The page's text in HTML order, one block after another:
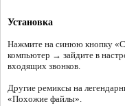
Установка
Нажмите на синюю кнопку
компьютер → зайдите в
входящих звонков.
Другие ремиксы на
«Похожие файлы».